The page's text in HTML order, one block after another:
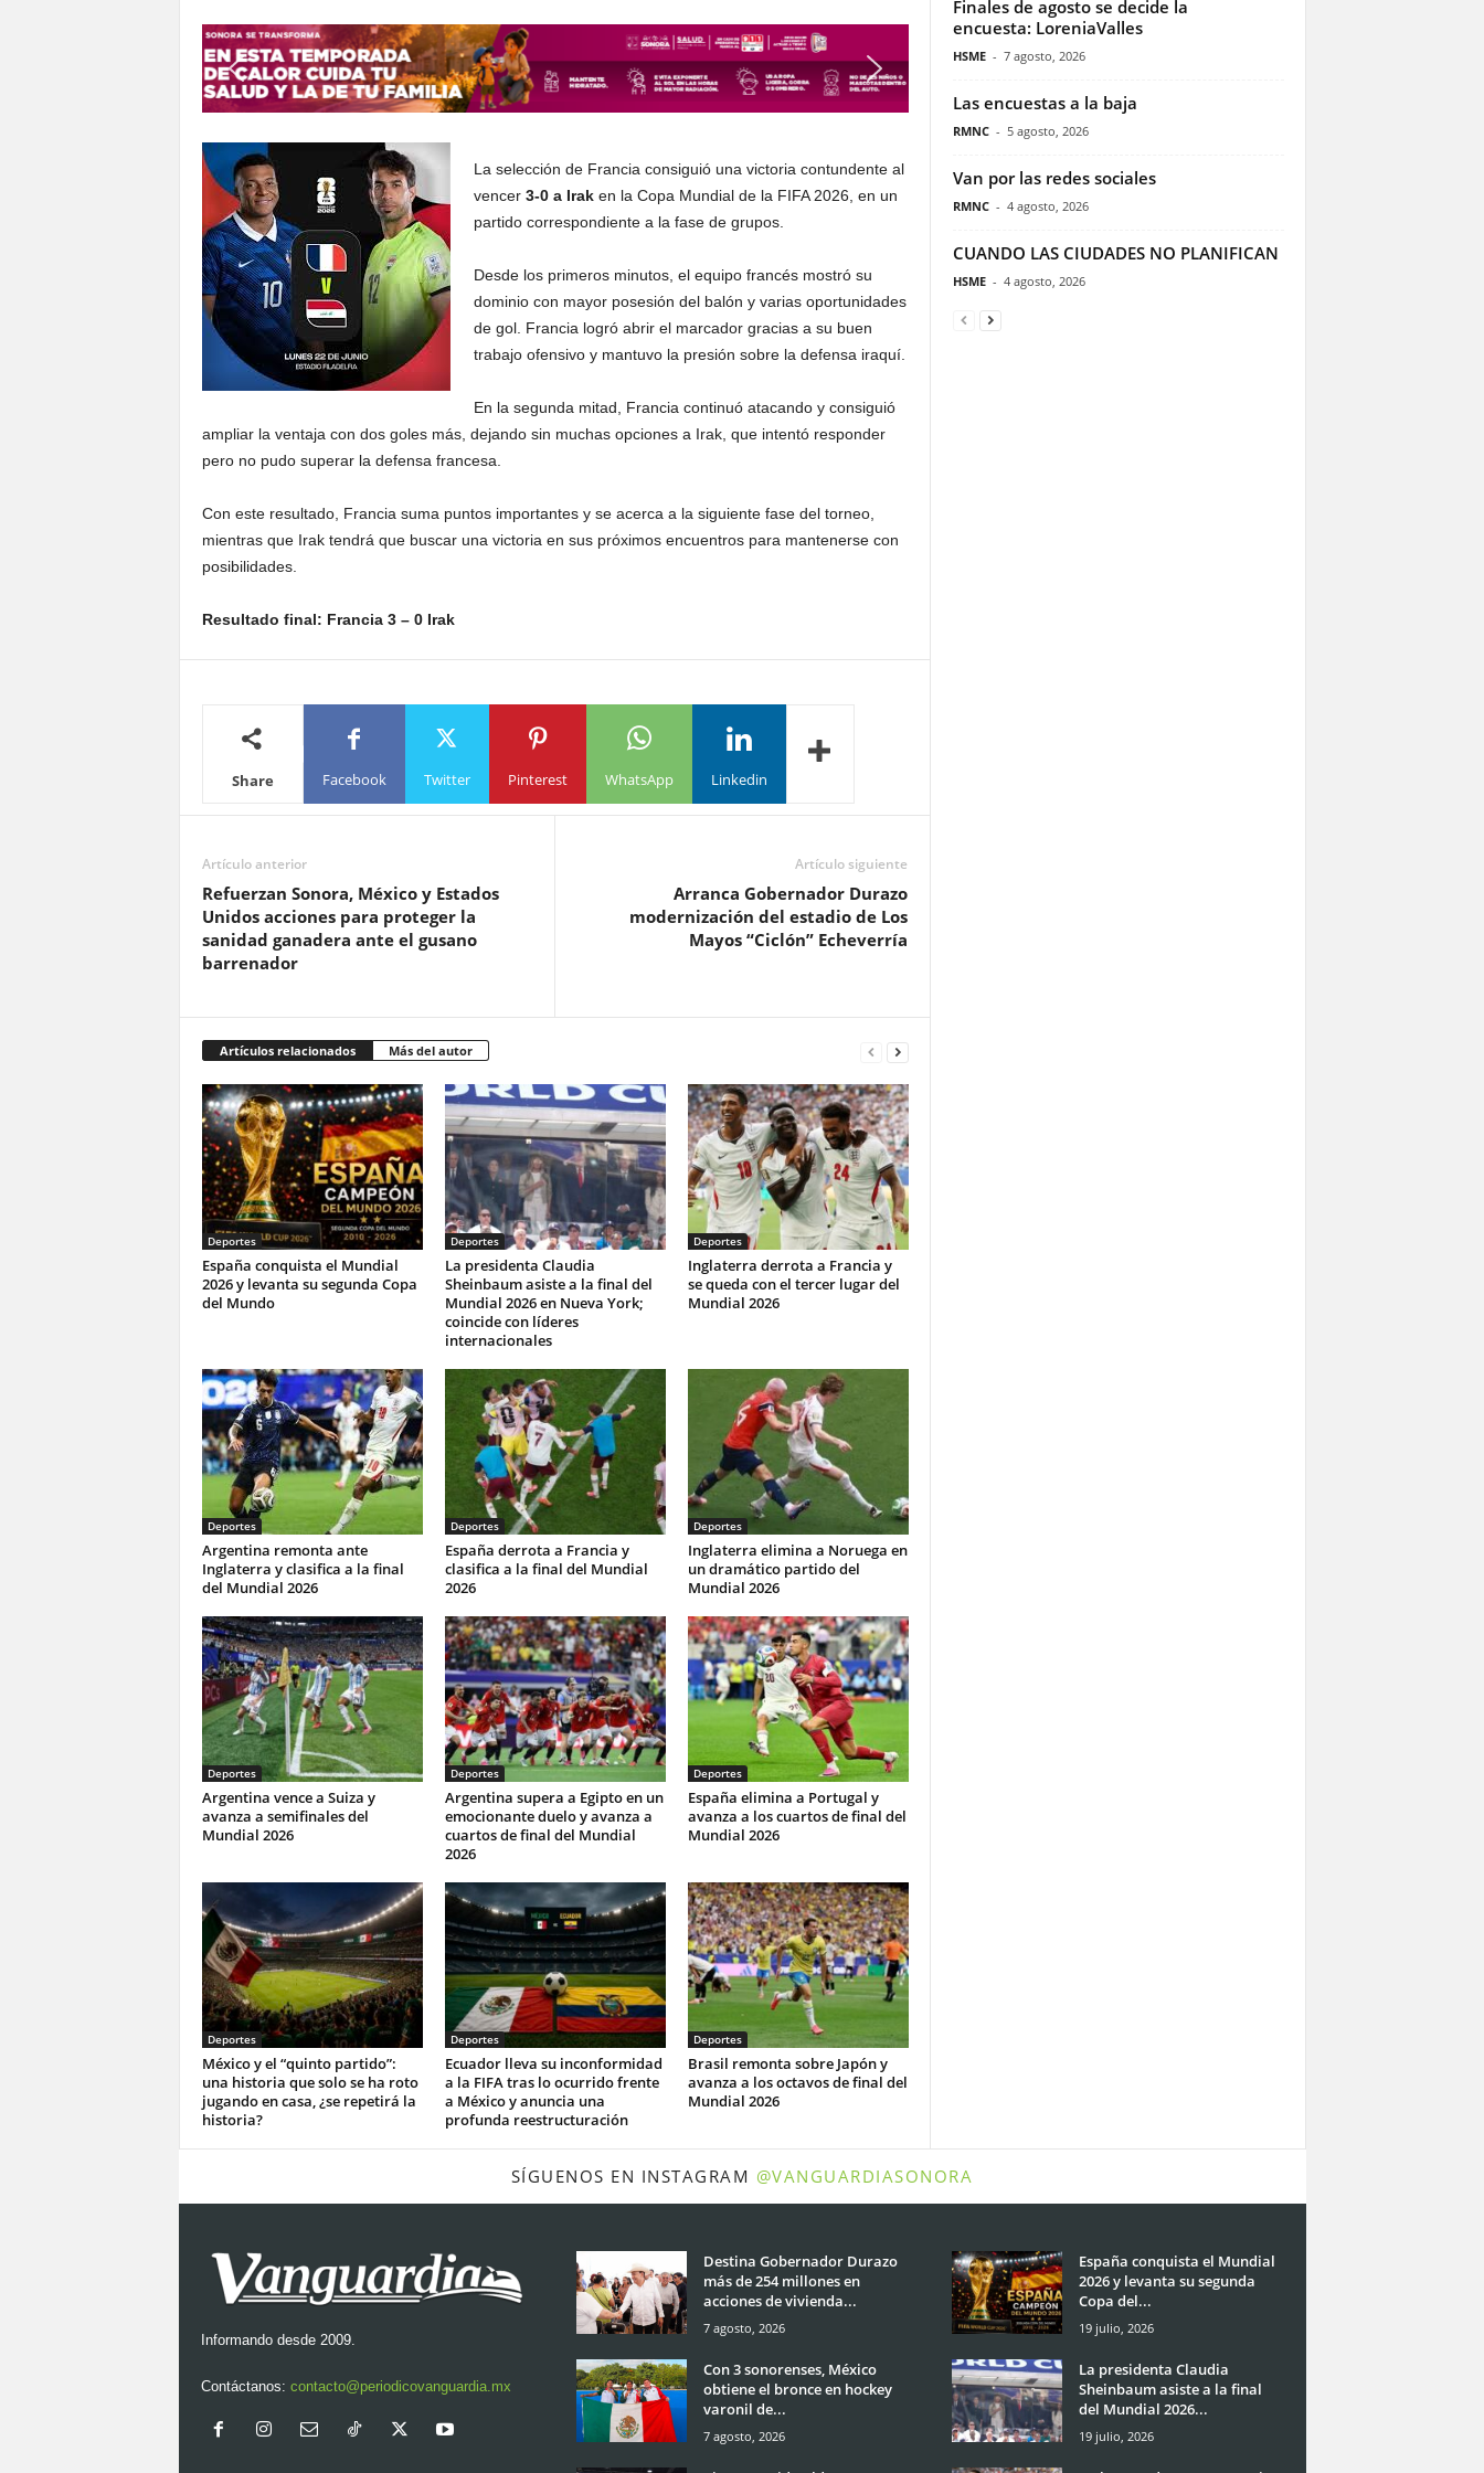
La selección de Francia consiguió una victoria contundente al
vencer 3-0 a Iraken la Copa Mundial de la FIFA 2026, en un
partido correspondiente a la fase de grupos.
Desde los primeros minutos, el equipo francés mostró su
dominio con mayor posesión del balón y varias oportunidades
de gol. Francia logró abrir el marcador gracias a su buen
trabajo ofensivo y mantuvo la presión sobre la defensa iraquí.
En la segunda mitad, Francia continuó atacando y consiguió
ampliar la ventaja con dos goles más, dejando sin muchas opciones a Irak, que intentó responder
pero no pudo superar la defensa francesa.
Con este resultado, Francia suma puntos importantes y se acerca a la siguiente fase del torneo,
mientras que Irak tendrá que buscar una victoria en sus próximos encuentros para mantenerse con
posibilidades.
Resultado final: Francia 3 – 0 Irak
Share Facebook Twitter Pinterest WhatsApp Linkedin
Artículo anterior
Refuerzan Sonora, México y Estados
Unidos acciones para proteger la
sanidad ganadera ante el gusano
barrenador
Artículo siguiente
Arranca Gobernador Durazo
modernización del estadio de Los
Mayos “Ciclón” Echeverría
Artículos relacionados Más del autor
Deportes
España conquista el Mundial
2026 y levanta su segunda Copa
del Mundo
Deportes
La presidenta Claudia
Sheinbaum asiste a la final del
Mundial 2026 en Nueva York;
coincide con líderes
internacionales
Deportes
Inglaterra derrota a Francia y
se queda con el tercer lugar del
Mundial 2026
Deportes
Argentina remonta ante
Inglaterra y clasifica a la final
del Mundial 2026
Deportes
España derrota a Francia y
clasifica a la final del Mundial
2026
Deportes
Inglaterra elimina a Noruega en
un dramático partido del
Mundial 2026
Deportes
Argentina vence a Suiza y
avanza a semifinales del
Mundial 2026
Deportes
Argentina supera a Egipto en un
emocionante duelo y avanza a
cuartos de final del Mundial
2026
Deportes
España elimina a Portugal y
avanza a los cuartos de final del
Mundial 2026
Deportes
México y el “quinto partido”:
una historia que solo se ha roto
jugando en casa, ¿se repetirá la
historia?
Deportes
Ecuador lleva su inconformidad
a la FIFA tras lo ocurrido frente
a México y anuncia una
profunda reestructuración
Deportes
Brasil remonta sobre Japón y
avanza a los octavos de final del
Mundial 2026
Finales de agosto se decide la
encuesta: LoreniaValles
HSME - 7 agosto, 2026
Las encuestas a la baja
RMNC - 5 agosto, 2026
Van por las redes sociales
RMNC - 4 agosto, 2026
CUANDO LAS CIUDADES NO PLANIFICAN
HSME - 4 agosto, 2026
SÍGUENOS EN INSTAGRAM @VANGUARDIASONORA
Informando desde 2009.
Contáctanos: contacto@periodicovanguardia.mx
Destina Gobernador Durazo
más de 254 millones en
acciones de vivienda...
7 agosto, 2026
Con 3 sonorenses, México
obtiene el bronce en hockey
varonil de...
7 agosto, 2026
España conquista el Mundial
2026 y levanta su segunda
Copa del...
19 julio, 2026
La presidenta Claudia
Sheinbaum asiste a la final
del Mundial 2026...
19 julio, 2026